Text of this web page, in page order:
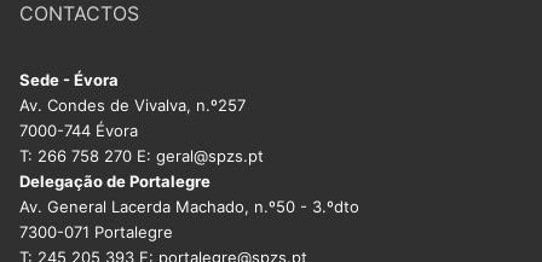
CONTACTOS
Sede - Évora
Av. Condes de Vivalva, n.º257
7000-744 Évora
T: 266 758 270 E: geral@spzs.pt
Delegação de Portalegre
Av. General Lacerda Machado, n.º50 - 3.ºdto
7300-071 Portalegre
T: 245 205 393 E: portalegre@spzs.pt